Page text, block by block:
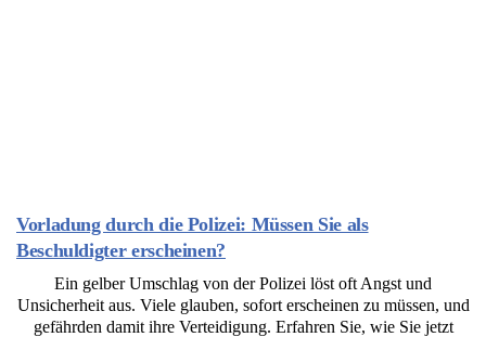
Vorladung durch die Polizei: Müssen Sie als
Beschuldigter erscheinen?
Ein gelber Umschlag von der Polizei löst oft Angst und
Unsicherheit aus. Viele glauben, sofort erscheinen zu müssen, und
gefährden damit ihre Verteidigung. Erfahren Sie, wie Sie jetzt